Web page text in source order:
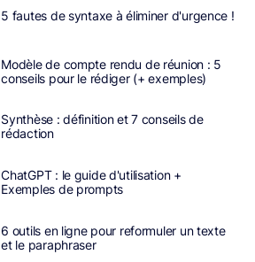
5 fautes de syntaxe à éliminer d'urgence !
Modèle de compte rendu de réunion : 5
conseils pour le rédiger (+ exemples)
Synthèse : définition et 7 conseils de
rédaction
ChatGPT : le guide d'utilisation +
Exemples de prompts
6 outils en ligne pour reformuler un texte
et le paraphraser